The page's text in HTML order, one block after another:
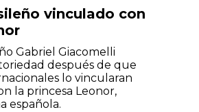
vinculado con
Gabriel Giacomelli
después de que
lo vincularan
la princesa Leonor,
española.